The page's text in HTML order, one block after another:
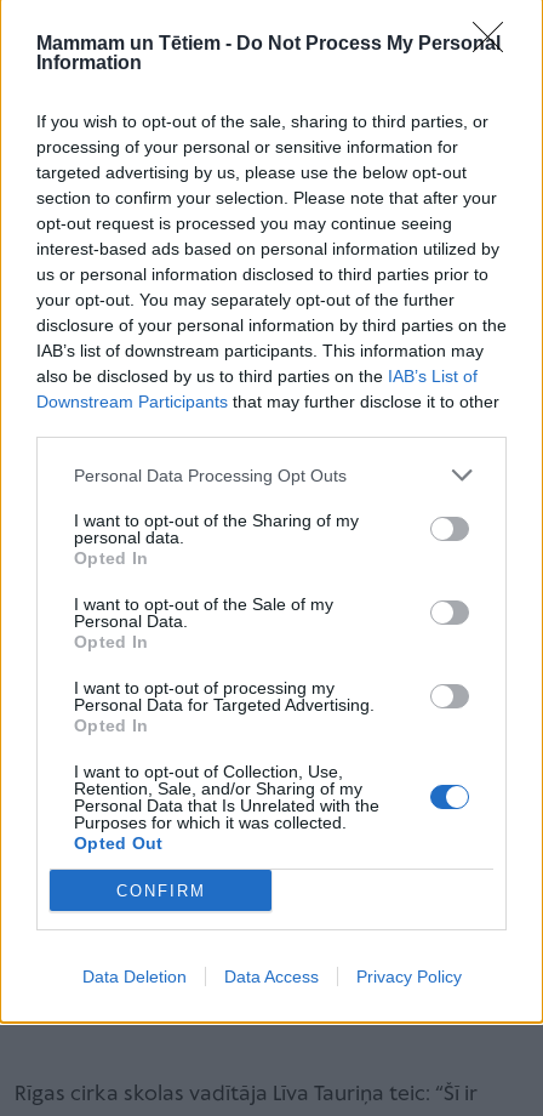
Mammam un Tētiem - Do Not Process My Personal
Information
If you wish to opt-out of the sale, sharing to third parties, or
processing of your personal or sensitive information for
targeted advertising by us, please use the below opt-out
section to confirm your selection. Please note that after your
opt-out request is processed you may continue seeing
interest-based ads based on personal information utilized by
us or personal information disclosed to third parties prior to
your opt-out. You may separately opt-out of the further
disclosure of your personal information by third parties on the
IAB’s list of downstream participants. This information may
also be disclosed by us to third parties on the IAB’s List of
Downstream Participants that may further disclose it to other
Personal Data Processing Opt Outs
I want to opt-out of the Sharing of my
personal data.
Opted In
I want to opt-out of the Sale of my
Personal Data.
Opted In
I want to opt-out of processing my
Personal Data for Targeted Advertising.
Opted In
I want to opt-out of Collection, Use,
Retention, Sale, and/or Sharing of my
Personal Data that Is Unrelated with the
Purposes for which it was collected.
Opted Out
CONFIRM
Data Deletion Data Access Privacy Policy
“To var uztvert kā fantāzijas stāstu, bet var arī
atpazīt dažādus simbolus, emocijas un saskatīt
kultūratsauces. Mums ir iespēja baudīt izrādi,
priecāties par bērnu un jauniešu prasmēm, bet
nemīt šis nogurušais vīrs ar smago dzīves čemodāna
bagāžu – noilgojies pēc dzīves pārmaiņām.
Izrādes atspēriena punkts bija grupas Cosmos
dziesma “Pasaki man un tev” – dziesmā pieminēts
pasaku vilciens un spilgti varoņi, no kuriem dažus,
piemēram, lapsu-operdziedātāju, satiksim arī izrādē.
meklēt ceļu pie sevis un nekad neapstāties,” turpina
Antra Leite-Straume.
Rīgas cirka skolas vadītāja Līva Tauriņa teic: “Šī ir